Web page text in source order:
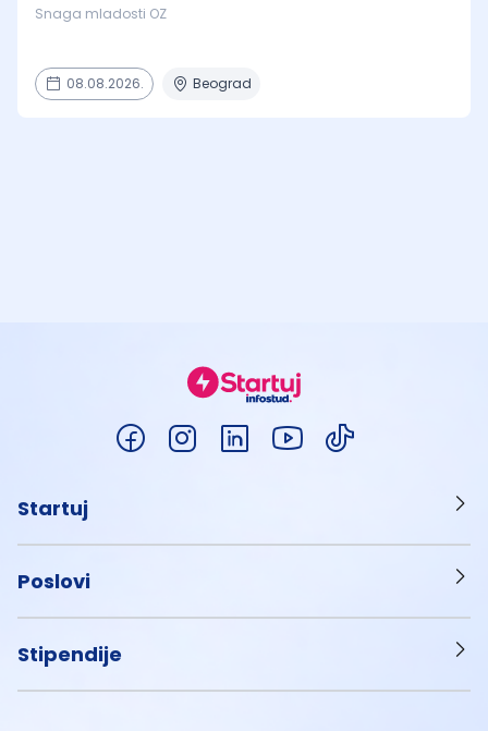
Snaga mladosti OZ
08.08.2026. Beograd
Startuj
Poslovi
Stipendije